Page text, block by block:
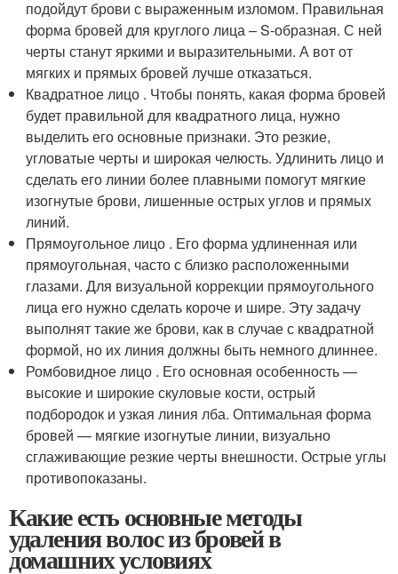
подойдут брови с выраженным изломом. Правильная
форма бровей для круглого лица – S-образная. С ней
черты станут яркими и выразительными. А вот от
мягких и прямых бровей лучше отказаться.
Квадратное лицо . Чтобы понять, какая форма бровей
будет правильной для квадратного лица, нужно
выделить его основные признаки. Это резкие,
угловатые черты и широкая челюсть. Удлинить лицо и
сделать его линии более плавными помогут мягкие
изогнутые брови, лишенные острых углов и прямых
линий.
Прямоугольное лицо . Его форма удлиненная или
прямоугольная, часто с близко расположенными
глазами. Для визуальной коррекции прямоугольного
лица его нужно сделать короче и шире. Эту задачу
выполнят такие же брови, как в случае с квадратной
формой, но их линия должны быть немного длиннее.
Ромбовидное лицо . Его основная особенность —
высокие и широкие скуловые кости, острый
подбородок и узкая линия лба. Оптимальная форма
бровей — мягкие изогнутые линии, визуально
сглаживающие резкие черты внешности. Острые углы
противопоказаны.
Какие есть основные методы
удаления волос из бровей в
домашних условиях